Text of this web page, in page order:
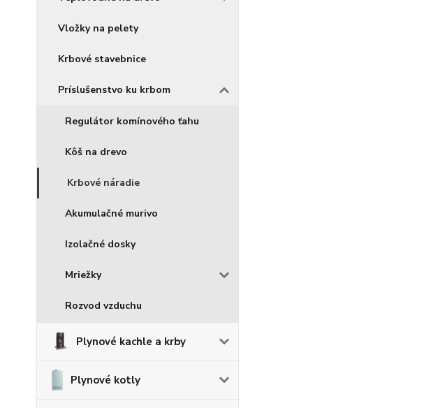
Vložky na pelety
Krbové stavebnice
Príslušenstvo ku krbom
Regulátor komínového ťahu
Kôš na drevo
Krbové náradie
Akumulačné murivo
Izolačné dosky
Mriežky
Rozvod vzduchu
Plynové kachle a krby
Plynové kotly